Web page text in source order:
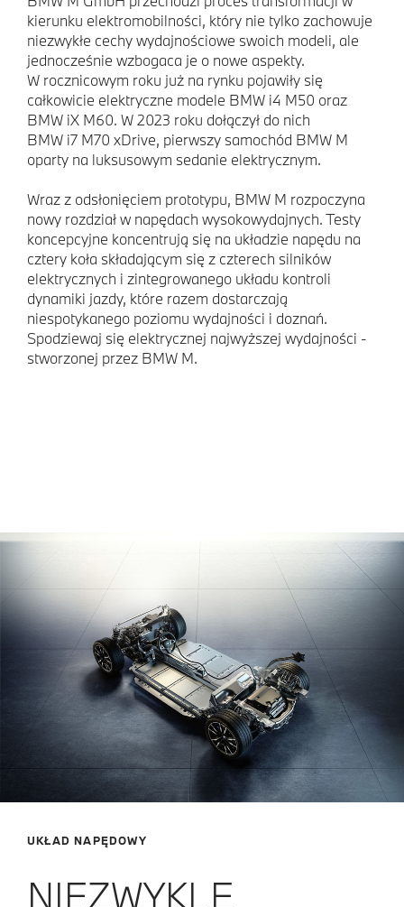
kierunku elektromobilności, który nie tylko zachowuje
niezwykłe cechy wydajnościowe swoich modeli, ale
jednocześnie wzbogaca je o nowe aspekty.
W rocznicowym roku już na rynku pojawiły się
całkowicie elektryczne modele BMW i4 M50 oraz
BMW iX M60. W 2023 roku dołączył do nich
BMW i7 M70 xDrive, pierwszy samochód BMW M
oparty na luksusowym sedanie elektrycznym.
Wraz z odsłonięciem prototypu, BMW M rozpoczyna
nowy rozdział w napędach wysokowydajnych. Testy
koncepcyjne koncentrują się na układzie napędu na
cztery koła składającym się z czterech silników
elektrycznych i zintegrowanego układu kontroli
dynamiki jazdy, które razem dostarczają
niespotykanego poziomu wydajności i doznań.
Spodziewaj się elektrycznej najwyższej wydajności -
stworzonej przez BMW M.
UKŁAD NAPĘDOWY
NIEZWYKLE